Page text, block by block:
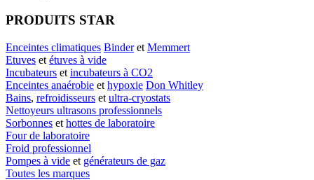
PRODUITS STAR
Enceintes climatiques Binderet Memmert
Etuves et étuves à vide
Incubateurs et incubateurs à CO2
Enceintes anaérobie et hypoxie Don Whitley
Bains, refroidisseurs et ultra-cryostats
Nettoyeurs ultrasons professionnels
Sorbonnes et hottes de laboratoire
Four de laboratoire
Froid professionnel
Pompes à vide et générateurs de gaz
Toutes les marques